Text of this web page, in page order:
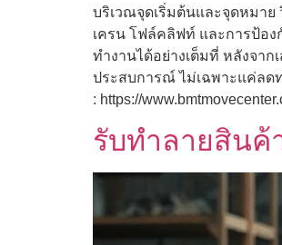
บริเวณจุดเริ่มต้นและจุดหมา
เครน โฟล์คลิฟท์ และการป้อง
ทำงานได้อย่างเต็มที่ หลังจา
ประสบการณ์ ไม่เฉพาะแค่ลด
: https://
รับทำลายสินค้